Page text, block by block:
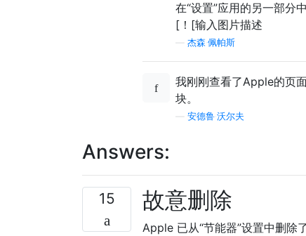
在“设置”应用的另一部分
[！[输入图片描述
杰森·佩帕斯
我刚刚查看了Apple的页
块。
安德鲁·沃尔夫
Answers:
15 故意删除
Apple 已从“节能器”设置中删除